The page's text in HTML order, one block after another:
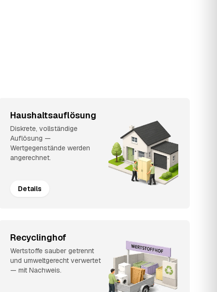
Haushaltsauflösung
Diskrete, vollständige
Auflösung —
Wertgegenstände werden
angerechnet.
Details
Recyclinghof
Wertstoffe sauber getrennt
und umweltgerecht verwertet
— mit Nachweis.